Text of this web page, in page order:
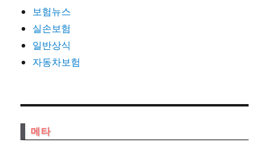
보험뉴스
실손보험
일반상식
자동차보험
메타